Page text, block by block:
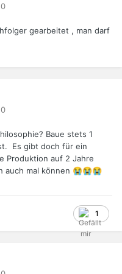
gearbeitet , man darf
Baue stets 1
Es gibt doch für ein
Produktion auf 2 Jahre
auch mal können 😭😭😭
1